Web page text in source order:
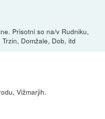
Prisotni so na/v Rudniku,
Domžale, Dob, itd
Vižmarjih.